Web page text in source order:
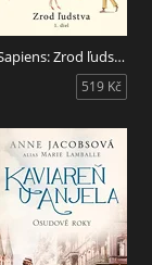
Sapiens: Zrod ľudstva
519 Kč